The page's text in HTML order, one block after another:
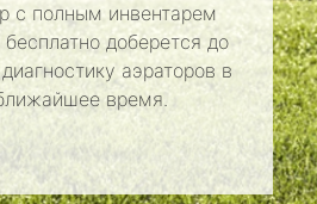
с полным инвентарем
доберется до
аэраторов в
время.